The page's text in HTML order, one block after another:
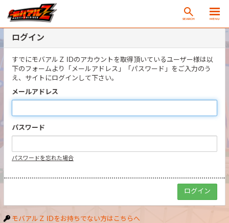
SEARCH MENU
ログイン
すでにモバアルＺ IDのアカウントを取得頂いているユーザー様は以
下のフォームより「メールアドレス」「パスワード」をご入力のう
え、サイトにログインして下さい。
メールアドレス
パスワード
パスワードを忘れた場合
モバアルＺ IDをお持ちでない方はこちらへ